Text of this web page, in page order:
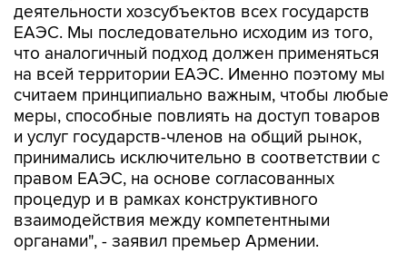
деятельности хозсубъектов всех государств
ЕАЭС. Мы последовательно исходим из того,
что аналогичный подход должен применяться
на всей территории ЕАЭС. Именно поэтому мы
считаем принципиально важным, чтобы любые
меры, способные повлиять на доступ товаров
и услуг государств-членов на общий рынок,
принимались исключительно в соответствии с
правом ЕАЭС, на основе согласованных
процедур и в рамках конструктивного
взаимодействия между компетентными
органами", - заявил премьер Армении.